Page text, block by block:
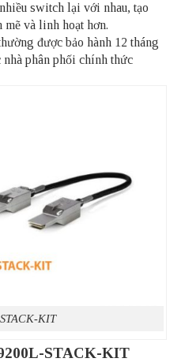
switch lại với nhau, tạo
mẽ và linh hoạt hơn.
được bảo hành 12 tháng
phân phối chính thức
KIT
STACK-KIT